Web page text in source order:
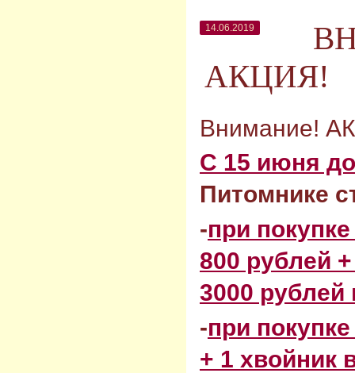
14.06.2019
АКЦИЯ!
Внимание!
С 15 июня
Питомнике
-при
800 рублей
3000
-при
+ 1